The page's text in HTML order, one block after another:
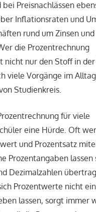
Preisnachlässen
Inflationsraten und
rund um Zinsen
die Prozentrechnung
nicht nur den Stoff in der
viele Vorgänge im
Studienkreis.
für viele
eine Hürde. Oft
und Prozentsatz
Prozentangaben lassen
Dezimalzahlen
Prozentwerte nicht
lassen, sorgt immer